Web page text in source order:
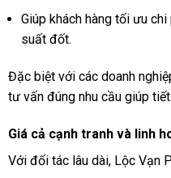
Giúp khách hàng tối ưu
suất đốt.
Đặc biệt với các doanh
tư vấn đúng nhu cầu giúp
Giá cả cạnh tranh và linh
Với đối tác lâu dài, Lộc Vạn